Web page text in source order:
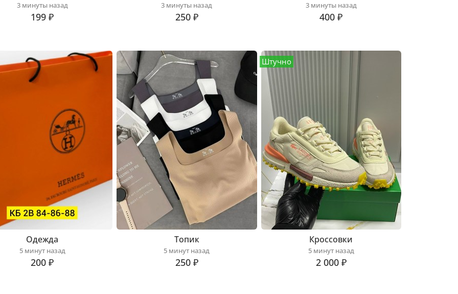
3 минуты назад
199 ₽
3 минуты назад
250 ₽
3 минуты назад
400 ₽
Одежда
5 минут назад
200 ₽
Топик
5 минут назад
250 ₽
Кроссовки
5 минут назад
2 000 ₽
Штучно